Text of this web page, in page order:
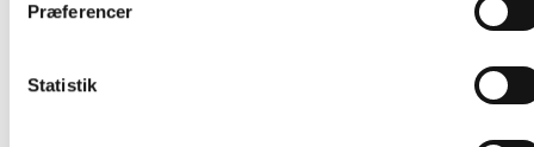
Præferencer
Statistik
1262 (A4)
På lager: